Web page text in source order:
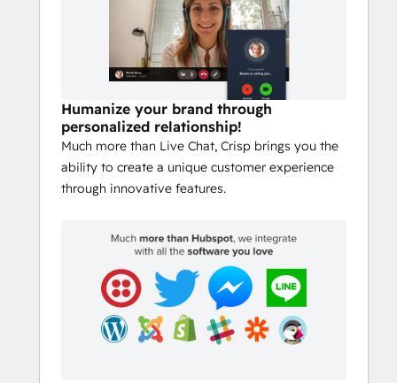
Humanize your brand through
personalized relationship!
Much more than Live Chat, Crisp brings you the
ability to create a unique customer experience
through innovative features.